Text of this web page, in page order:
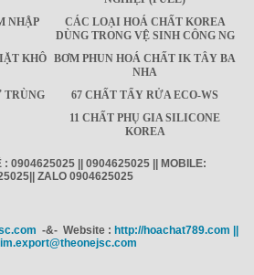
NHẬP
CÁC LOẠI HOÁ CHẤT KOREA
DÙNG TRONG VỆ SINH CÔNG NG
KHÔ BƠM PHUN HOÁ CHẤT IK TÂY BA
NHA
TRÙNG
67 CHẤT TẨY RỬA ECO-WS
11 CHẤT PHỤ GIA SILICONE
KOREA
: 0904625025 || 0904625025 || MOBILE:
ZALO 0904625025
-&- Website : http://hoachat789.com ||